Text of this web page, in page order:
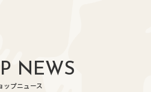
NEWS
ップニュース